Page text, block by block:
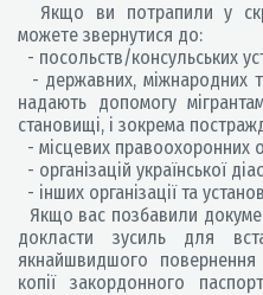
Якщо ви потрапили у
можете звернутися до:
- посольств/консульських
- державних, міжнародних
надають допомогу
становищі, і зокрема
- місцевих правоохоронних
- організацій української
- інших організації та
Якщо вас позбавили
докласти зусиль для
якнайшвидшого
копії закордонного